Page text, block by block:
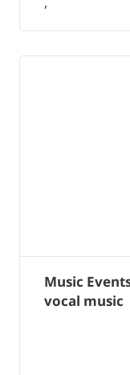
Music
vocal music